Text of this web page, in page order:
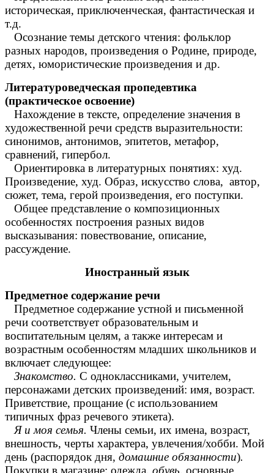
историческая, приключенческая, фантастическая и
т.д.
Осознание темы детского чтения: фольклор
разных народов, произведения о Родине, природе,
детях, юмористические произведения и др.
Литературоведческая пропедевтика
(практическое освоение)
Нахождение в тексте, определение значения в
художественной речи средств выразительности:
синонимов, антонимов, эпитетов, метафор,
сравнений, гипербол.
Ориентировка в литературных понятиях: худ.
Произведение, худ. Образ, искусство слова, автор,
сюжет, тема, герой произведения, его поступки.
Общее представление о композиционных
особенностях построения разных видов
высказывания: повествование, описание,
рассуждение.
Иностранный язык
Предметное содержание речи
Предметное содержание устной и письменной
речи соответствует образовательным и
воспитательным целям, а также интересам и
возрастным особенностям младших школьников и
включает следующее:
Знакомство. С одноклассниками, учителем,
персонажами детских произведений: имя, возраст.
Приветствие, прощание (с использованием
типичных фраз речевого этикета).
Я и моя семья. Члены семьи, их имена, возраст,
внешность, черты характера, увлечения/хобби. Мой
день (распорядок дня, домашние обязанности).
Покупки в магазине: одежда, обувь, основные